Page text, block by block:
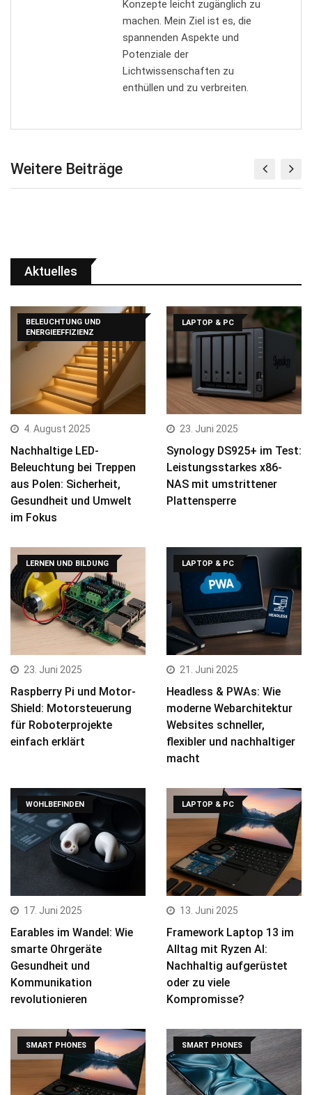
Konzepte leicht zugänglich zu
machen. Mein Ziel ist es, die
spannenden Aspekte und
Potenziale der
Lichtwissenschaften zu
enthüllen und zu verbreiten.
Weitere Beiträge
Aktuelles
BELEUCHTUNG UND
ENERGIEEFFIZIENZ
4. August 2025
Nachhaltige LED-
Beleuchtung bei Treppen
aus Polen: Sicherheit,
Gesundheit und Umwelt
im Fokus
LAPTOP & PC
23. Juni 2025
Synology DS925+ im Test:
Leistungsstarkes x86-
NAS mit umstrittener
Plattensperre
LERNEN UND BILDUNG
23. Juni 2025
Raspberry Pi und Motor-
Shield: Motorsteuerung
für Roboterprojekte
einfach erklärt
LAPTOP & PC
21. Juni 2025
Headless & PWAs: Wie
moderne Webarchitektur
Websites schneller,
flexibler und nachhaltiger
macht
WOHLBEFINDEN
17. Juni 2025
Earables im Wandel: Wie
smarte Ohrgeräte
Gesundheit und
Kommunikation
revolutionieren
LAPTOP & PC
13. Juni 2025
Framework Laptop 13 im
Alltag mit Ryzen AI:
Nachhaltig aufgerüstet
oder zu viele
Kompromisse?
SMART PHONES SMART PHONES